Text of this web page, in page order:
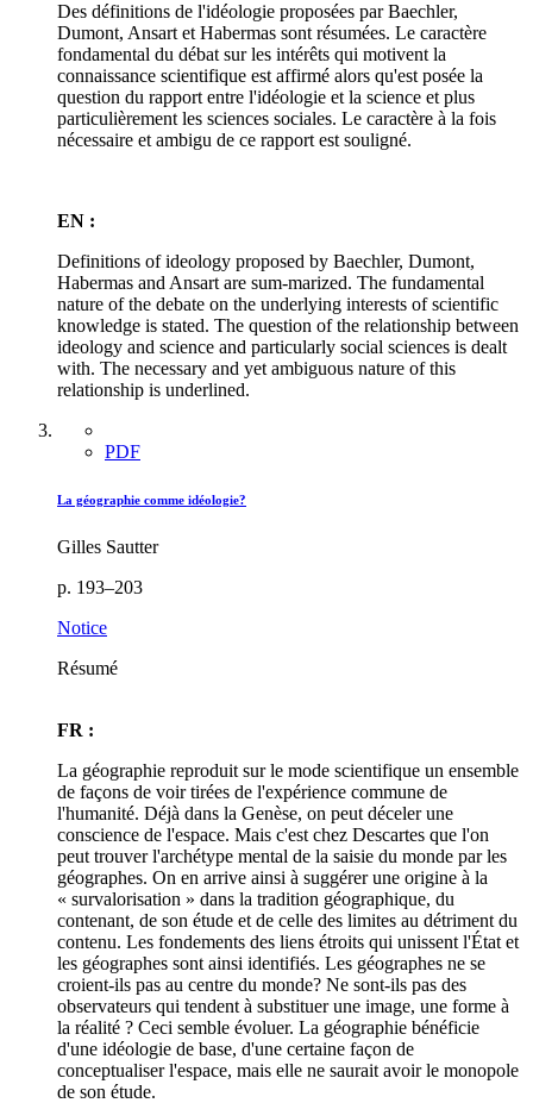
Des définitions de l'idéologie proposées par Baechler,
Dumont, Ansart et Habermas sont résumées. Le caractère
fondamental du débat sur les intérêts qui motivent la
connaissance scientifique est affirmé alors qu'est posée la
question du rapport entre l'idéologie et la science et plus
particulièrement les sciences sociales. Le caractère à la fois
nécessaire et ambigu de ce rapport est souligné.
EN :
Definitions of ideology proposed by Baechler, Dumont,
Habermas and Ansart are sum-marized. The fundamental
nature of the debate on the underlying interests of scientific
knowledge is stated. The question of the relationship between
ideology and science and particularly social sciences is dealt
with. The necessary and yet ambiguous nature of this
relationship is underlined.
PDF
La géographie comme idéologie?
Gilles Sautter
p. 193–203
Notice
Résumé
FR :
La géographie reproduit sur le mode scientifique un ensemble
de façons de voir tirées de l'expérience commune de
l'humanité. Déjà dans la Genèse, on peut déceler une
conscience de l'espace. Mais c'est chez Descartes que l'on
peut trouver l'archétype mental de la saisie du monde par les
géographes. On en arrive ainsi à suggérer une origine à la
« survalorisation » dans la tradition géographique, du
contenant, de son étude et de celle des limites au détriment du
contenu. Les fondements des liens étroits qui unissent l'État et
les géographes sont ainsi identifiés. Les géographes ne se
croient-ils pas au centre du monde? Ne sont-ils pas des
observateurs qui tendent à substituer une image, une forme à
la réalité ? Ceci semble évoluer. La géographie bénéficie
d'une idéologie de base, d'une certaine façon de
conceptualiser l'espace, mais elle ne saurait avoir le monopole
de son étude.